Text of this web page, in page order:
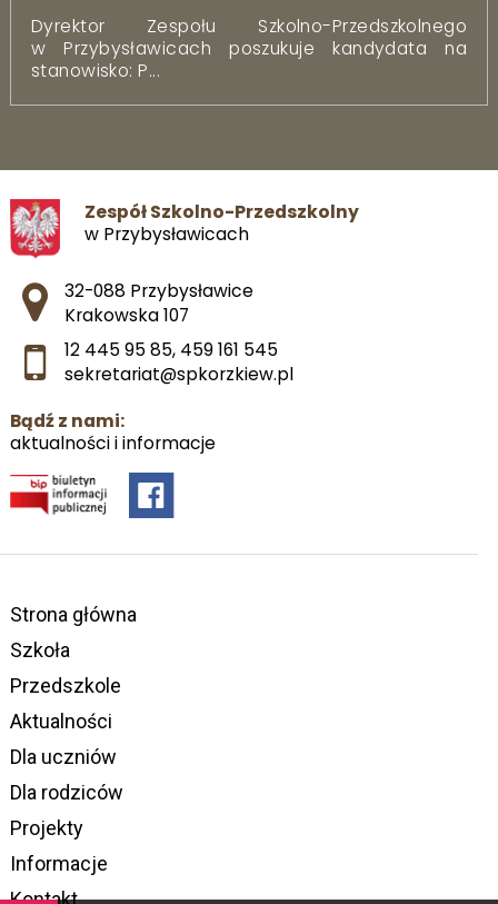
Dyrektor Zespołu Szkolno-Przedszkolnego
w Przybysławicach poszukuje kandydata na
stanowisko: P...
Zespół Szkolno-Przedszkolny
w Przybysławicach
Adres pocztowy:
32-088 Przybysławice
Krakowska 107
12 445 95 85, 459 161 545
sekretariat@spkorzkiew.pl
Bądź z nami:
aktualności i informacje
Strona główna
Szkoła
Przedszkole
Aktualności
Dla uczniów
Dla rodziców
Projekty
Informacje
Kontakt